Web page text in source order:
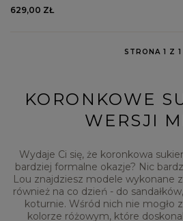
629,00 ZŁ
STRONA 1 Z 1
KORONKOWE
WERSJI
Wydaje Ci się, że koronkowa
bardziej formalne okazje? Nic
Lou znajdziesz modele wykonane
również na co dzień - do
koturnie. Wśród nich nie mogło
kolorze różowym, które